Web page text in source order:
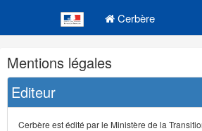
Cerbère
Navigation
et
outils
annexes
Mentions légales
Editeur
Cerbère est édité par le Ministère de la